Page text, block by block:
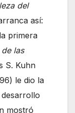
del
así:
primera
las
S. Kuhn
le dio la
mostró